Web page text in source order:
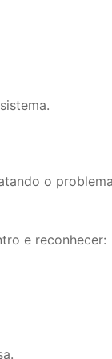
o
e reconhecer: